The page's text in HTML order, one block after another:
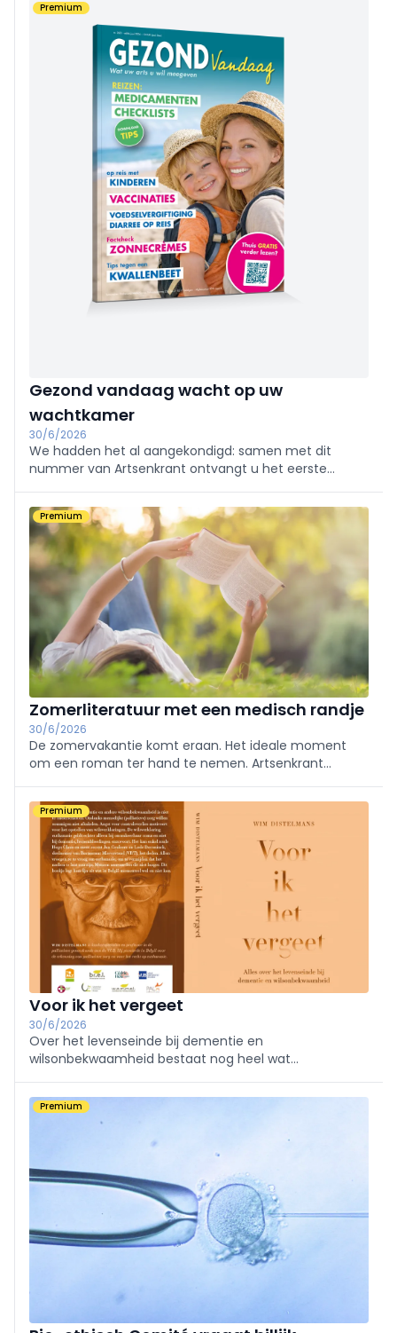
Premium
Gezond vandaag wacht op uw
wachtkamer
30/6/2026
We hadden het al aangekondigd: samen met dit
nummer van Artsenkrant ontvangt u het eerste
gezondheidsmagazine.
Premium
Zomerliteratuur met een medisch randje
30/6/2026
De zomervakantie komt eraan. Het ideale moment
om een roman ter hand te nemen. Artsenkrant
randje.
Premium
Voor ik het vergeet
30/6/2026
Over het levenseinde bij dementie en
wilsonbekwaamheid bestaat nog heel wat
in brengen met een nieuwe, herziene editie van 'Voor
ik het vergeet.'
Premium